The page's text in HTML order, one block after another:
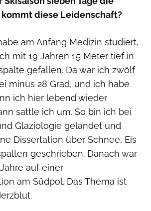
kommt diese Leidenschaft?
am Anfang Medizin studiert,
mit 19 Jahren 15 Meter tief in
gefallen. Da war ich zwölf
minus 28 Grad, und ich habe
ich hier lebend wieder
sattle ich um. So bin ich bei
Glaziologie gelandet und
Dissertation über Schnee, Eis
geschrieben. Danach war
auf einer
am Südpol. Das Thema ist